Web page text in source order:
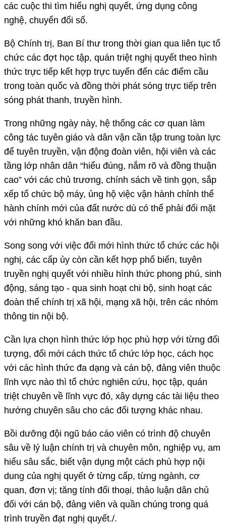
các cuộc thi tìm hiểu nghị quyết, ứng dụng công
nghệ, chuyển đổi số.
Bộ Chính trị, Ban Bí thư trong thời gian qua liên tục tổ
chức các đợt học tập, quán triệt nghị quyết theo hình
thức trực tiếp kết hợp trực tuyến đến các điểm cầu
trong toàn quốc và đồng thời phát sóng trực tiếp trên
sóng phát thanh, truyền hình.
Trong những ngày này, hệ thống các cơ quan làm
công tác tuyên giáo và dân vận cần tập trung toàn lực
để tuyên truyền, vận động đoàn viên, hội viên và các
tầng lớp nhân dân “hiểu đúng, nắm rõ và đồng thuận
cao” với các chủ trương, chính sách về tinh gọn, sắp
xếp tổ chức bộ máy, ủng hộ việc vận hành chỉnh thể
hành chính mới của đất nước dù có thể phải đối mặt
với những khó khăn ban đầu.
Song song với việc đổi mới hình thức tổ chức các hội
nghị, các cấp ủy còn cần kết hợp phổ biến, tuyên
truyền nghị quyết với nhiều hình thức phong phú, sinh
động, sáng tạo - qua sinh hoạt chi bộ, sinh hoạt các
đoàn thể chính trị xã hội, mạng xã hội, trên các nhóm
thông tin nội bộ.
Cần lựa chọn hình thức lớp học phù hợp với từng đối
tượng, đổi mới cách thức tổ chức lớp học, cách học
với các hình thức đa dạng và cán bộ, đảng viên thuộc
lĩnh vực nào thì tổ chức nghiên cứu, học tập, quán
triệt chuyên về lĩnh vực đó, xây dựng các tài liệu theo
hướng chuyên sâu cho các đối tượng khác nhau.
Bồi dưỡng đội ngũ báo cáo viên có trình độ chuyên
sâu về lý luận chính trị và chuyên môn, nghiệp vụ, am
hiểu sâu sắc, biết vận dụng một cách phù hợp nội
dung của nghị quyết ở từng cấp, từng ngành, cơ
quan, đơn vị; tăng tính đối thoại, thảo luận dân chủ
đối với cán bộ, đảng viên và quần chúng trong quá
trình truyền đạt nghị quyết./.